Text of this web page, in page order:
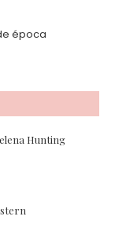
época
Hunting